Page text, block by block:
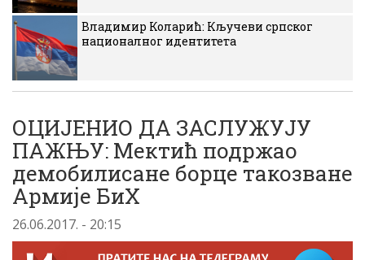
Владимир Коларић: Кључеви српског
националног идентитета
ОЦИЈЕНИО ДА ЗАСЛУЖУЈУ
ПАЖЊУ: Мектић подржао
демобилисане борце такозване
Армије БиХ
26.06.2017. - 20:15